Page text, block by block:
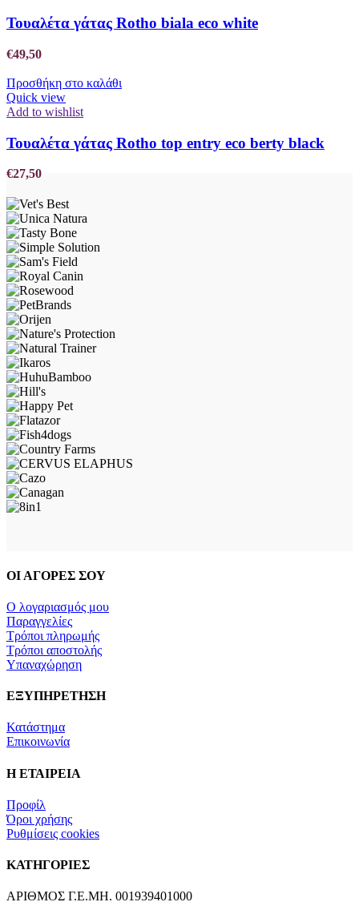
Τουαλέτα γάτας Rotho biala eco white
€49,50
Προσθήκη στο καλάθι
Quick view
Add to wishlist
Τουαλέτα γάτας Rotho top entry eco berty black
€27,50
ΟΙ ΑΓΟΡΕΣ ΣΟΥ
Ο λογαριασμός μου
Παραγγελίες
Τρόποι πληρωμής
Τρόποι αποστολής
Υπαναχώρηση
ΕΞΥΠΗΡΕΤΗΣΗ
Κατάστημα
Επικοινωνία
Η ΕΤΑΙΡΕΙΑ
Προφίλ
Όροι χρήσης
Ρυθμίσεις cookies
ΚΑΤΗΓΟΡΙΕΣ
ΑΡΙΘΜΟΣ Γ.Ε.ΜΗ. 001939401000